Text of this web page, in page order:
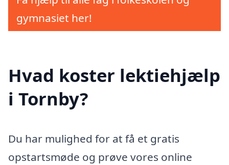
gymnasiet her!
Hvad koster lektiehjælp
i Tornby?
Du har mulighed for at få et gratis
opstartsmøde og prøve vores online